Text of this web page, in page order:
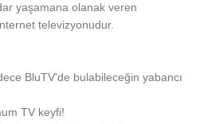
yaşamana olanak veren
televizyonudur.
BluTV'de bulabileceğin yabancı
TV keyfi!